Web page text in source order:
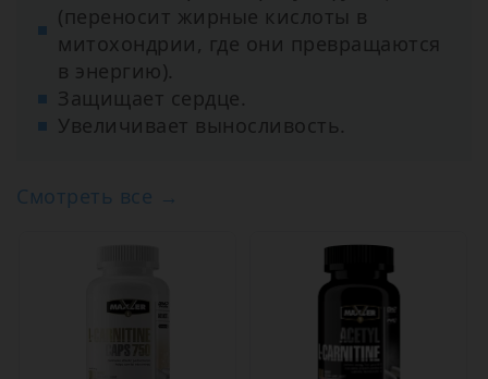
(переносит жирные кислоты в
митохондрии, где они превращаются
в энергию).
Защищает сердце.
Увеличивает выносливость.
Смотреть все →